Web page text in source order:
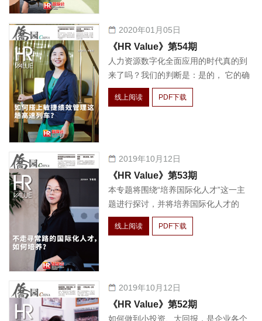
2020年01月05日
《HR Value》第54期
人力资源数字化全面应用的时代真的到
来了吗？我们的判断是：是的， 它的确
已经到来。几年前，“数字化”更多的是
供应商通过其提供的人力资 源系统、软
小”，而是成了企业内 自发的一种意
识，并开始在人力资源领域全面渗透。
线上阅读 PDF下载
2019年10月12日
《HR Value》第53期
本专题将围绕“培养国际化人才”这一主
题进行探讨，并将培养国际化人才的
痛、难点与经验方法一并呈现
线上阅读 PDF下载
2019年10月12日
《HR Value》第52期
如何做到小投资、大回报，是企业各个